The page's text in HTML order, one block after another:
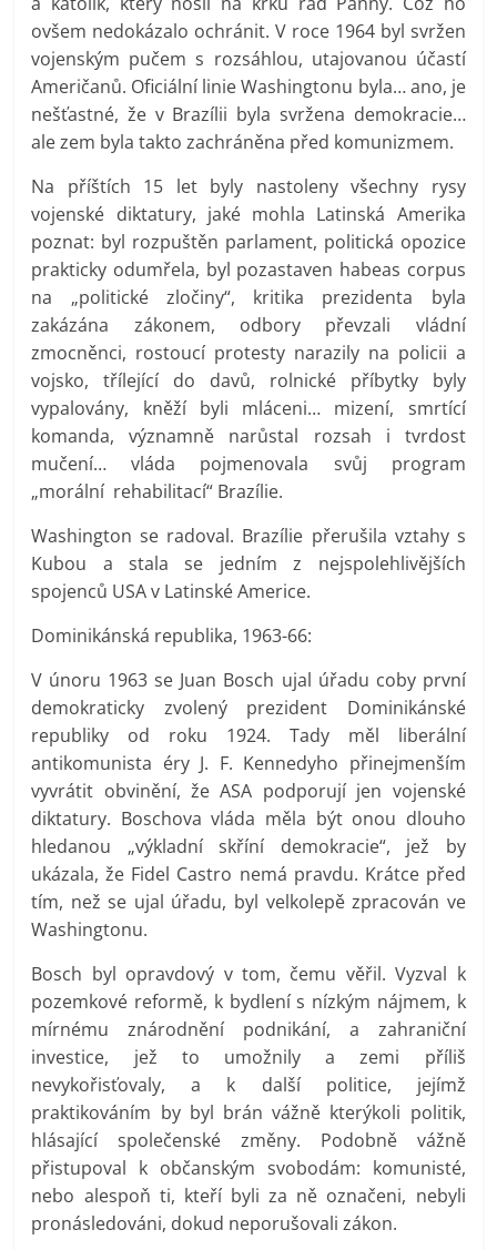
ovšem nedokázalo ochránit. V roce 1964 byl svržen
vojenským pučem s rozsáhlou, utajovanou účastí
Američanů. Oficiální linie Washingtonu byla… ano, je
nešťastné, že v Brazílii byla svržena demokracie…
ale zem byla takto zachráněna před komunizmem.
Na příštích 15 let byly nastoleny všechny rysy
vojenské diktatury, jaké mohla Latinská Amerika
poznat: byl rozpuštěn parlament, politická opozice
prakticky odumřela, byl pozastaven habeas corpus
na „politické zločiny“, kritika prezidenta byla
zakázána zákonem, odbory převzali vládní
zmocněnci, rostoucí protesty narazily na policii a
vojsko, třílející do davů, rolnické příbytky byly
vypalovány, kněží byli mláceni… mizení, smrtící
komanda, významně narůstal rozsah i tvrdost
mučení… vláda pojmenovala svůj program
„morální rehabilitací“ Brazílie.
Washington se radoval. Brazílie přerušila vztahy s
Kubou a stala se jedním z nejspolehlivějších
spojenců USA v Latinské Americe.
Dominikánská republika, 1963-66:
V únoru 1963 se Juan Bosch ujal úřadu coby první
demokraticky zvolený prezident Dominikánské
republiky od roku 1924. Tady měl liberální
antikomunista éry J. F. Kennedyho přinejmenším
vyvrátit obvinění, že ASA podporují jen vojenské
diktatury. Boschova vláda měla být onou dlouho
hledanou „výkladní skříní demokracie“, jež by
ukázala, že Fidel Castro nemá pravdu. Krátce před
tím, než se ujal úřadu, byl velkolepě zpracován ve
Washingtonu.
Bosch byl opravdový v tom, čemu věřil. Vyzval k
pozemkové reformě, k bydlení s nízkým nájmem, k
mírnému znárodnění podnikání, a zahraniční
investice, jež to umožnily a zemi příliš
nevykořisťovaly, a k další politice, jejímž
praktikováním by byl brán vážně kterýkoli politik,
hlásající společenské změny. Podobně vážně
přistupoval k občanským svobodám: komunisté,
nebo alespoň ti, kteří byli za ně označeni, nebyli
pronásledováni, dokud neporušovali zákon.